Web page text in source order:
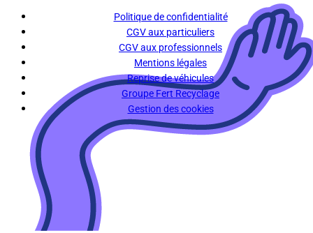
Politique de confidentialité
CGV aux particuliers
CGV aux professionnels
Mentions légales
Reprise de véhicules
Groupe Fert Recyclage
Gestion des cookies